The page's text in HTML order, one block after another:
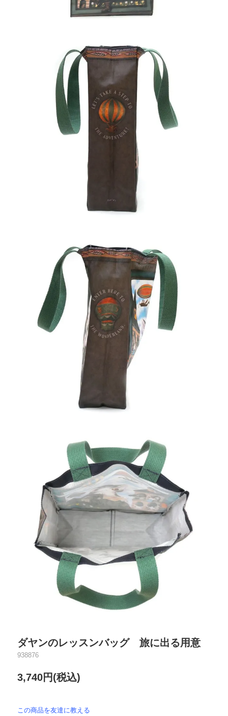
ダヤンのレッスンバッグ 旅に出る用意
938876
3,740円(税込)
この商品を友達に教える